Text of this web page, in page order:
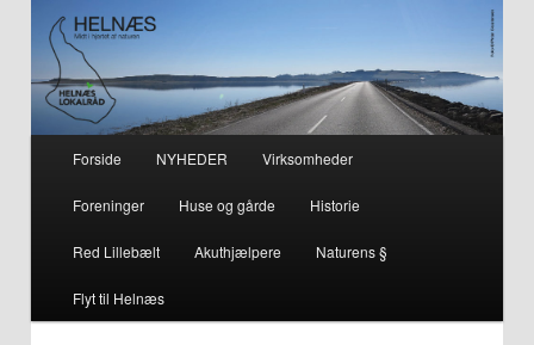
Helnæs
– smuk på alle årstider i hjertet af naturen
Fortsæt
til
primært
indhold
Fortsæt
til
sekundært
indhold
Forside NYHEDER Virksomheder
Foreninger Huse og gårde Historie
Red Lillebælt Akuthjælpere Naturens §
Flyt til Helnæs